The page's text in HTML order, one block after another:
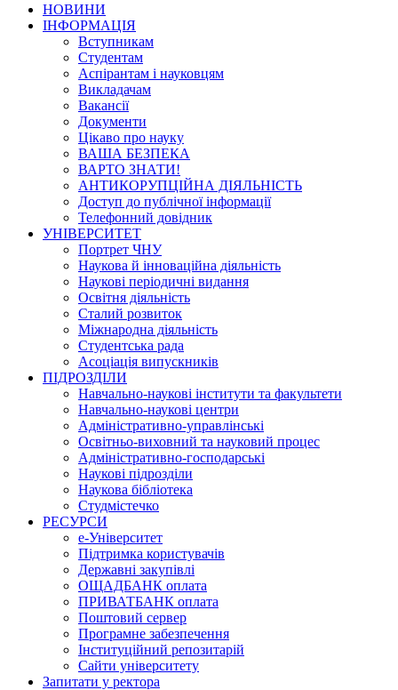
НОВИНИ
ІНФОРМАЦІЯ
Вступникам
Студентам
Аспірантам і науковцям
Викладачам
Вакансії
Документи
Цікаво про науку
ВАША БЕЗПЕКА
ВАРТО ЗНАТИ!
АНТИКОРУПЦІЙНА ДІЯЛЬНІСТЬ
Доступ до публічної інформації
Телефонний довідник
УНІВЕРСИТЕТ
Портрет ЧНУ
Наукова й інноваційна діяльність
Наукові періодичні видання
Освітня діяльність
Сталий розвиток
Міжнародна діяльність
Студентська рада
Асоціація випускників
ПІДРОЗДІЛИ
Навчально-наукові інститути та факультети
Навчально-наукові центри
Адміністративно-управлінські
Освітньо-виховний та науковий процес
Адміністративно-господарські
Наукові підрозділи
Наукова бібліотека
Студмістечко
РЕСУРСИ
е-Університет
Підтримка користувачів
Державні закупівлі
ОЩАДБАНК оплата
ПРИВАТБАНК оплата
Поштовий сервер
Програмне забезпечення
Інституційний репозитарій
Сайти університету
Запитати у ректора